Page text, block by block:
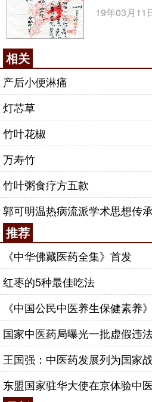
19年03月11
相关
产后小便淋痛
灯芯草
竹叶花椒
万寿竹
竹叶粥食疗方五款
郭可明温热病流派学术思想传
推荐
《中华佛藏医药全集》首发
红枣的5种最佳吃法
《中国公民中医养生保健素养
国家中医药局曝光一批虚假违
王国强：中医药发展列为国家
东盟国家驻华大使在京体验中